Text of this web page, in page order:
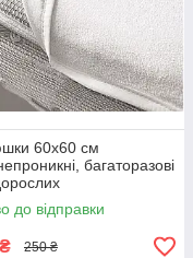
60х60 см
багаторазові
до відправки
₴ 250 ₴